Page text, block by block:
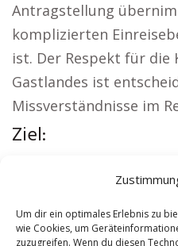
Um dir ein optimales Erlebnis zu
wie Cookies, um
zuzugreifen. Wenn du diesen
Antragstellung
komplizierten
ist. Der Respekt für die
Gastlandes ist
Missverständnisse im
Ziel:
Versicherung Cochem|
Cochem|Schamane
Cochem|Versicherung